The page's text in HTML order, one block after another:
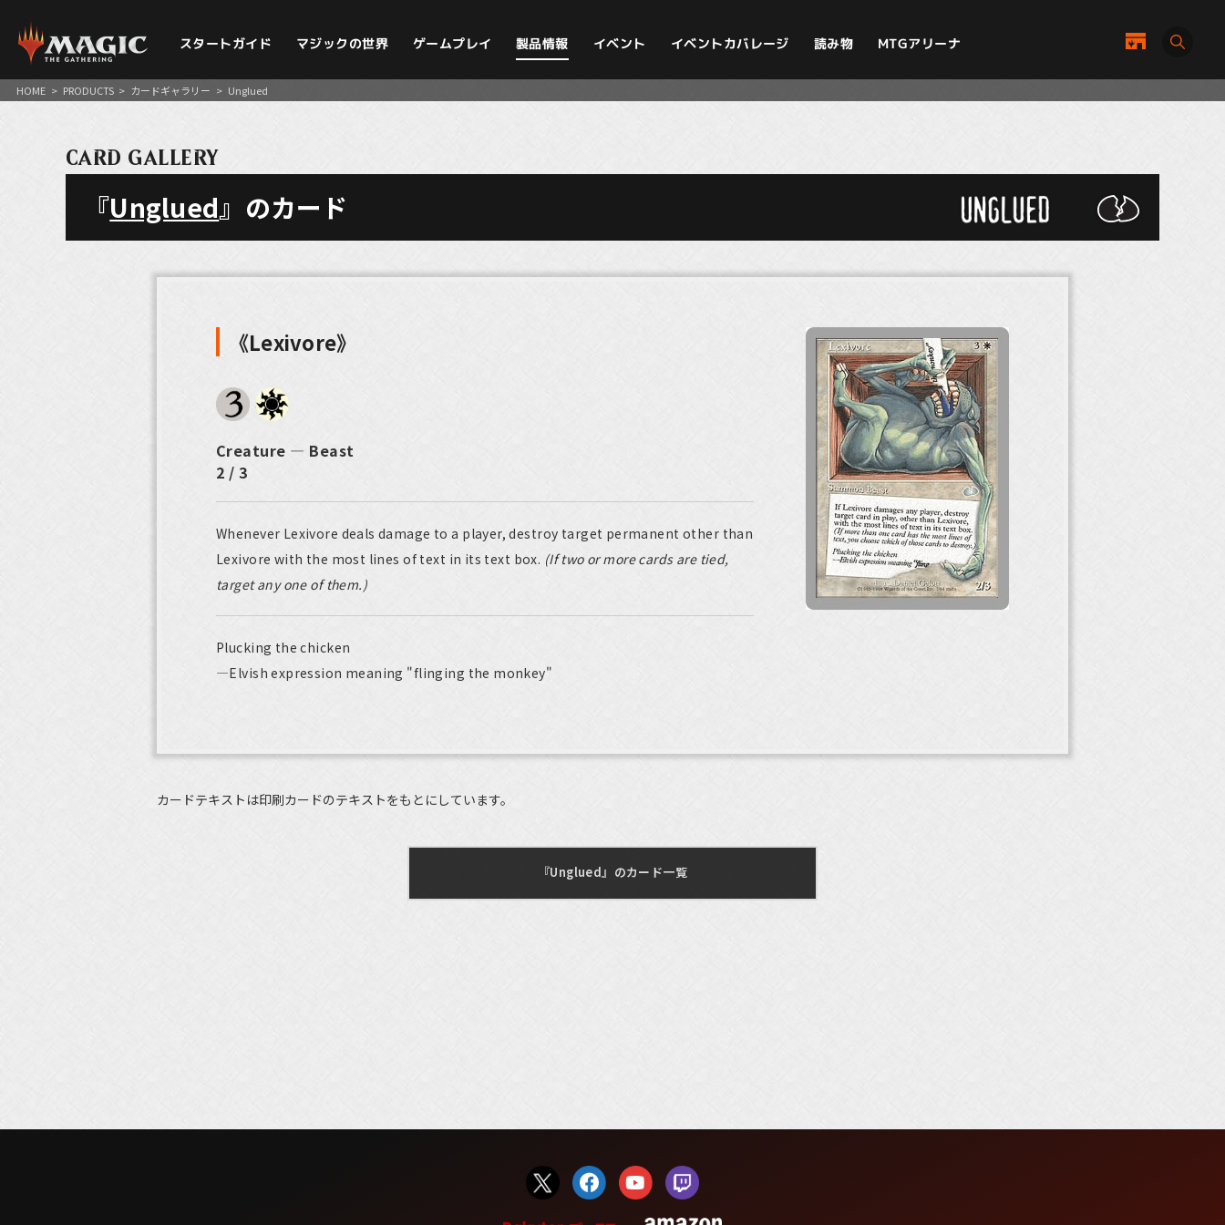
スタートガイド マジックの世界 ゲームプレイ 製品情報 イベント イベントカバレージ 読み物 MTGアリーナ
HOME > PRODUCTS > カードギャラリー > Unglued
CARD GALLERY
『Unglued』のカード
《Lexivore》
Creature — Beast
2 / 3
Whenever Lexivore deals damage to a player, destroy target permanent other than
Lexivore with the most lines of text in its text box. (If two or more cards are tied,
target any one of them.)
Plucking the chicken
—Elvish expression meaning "flinging the monkey"
カードテキストは印刷カードのテキストをもとにしています。
『Unglued』のカード一覧